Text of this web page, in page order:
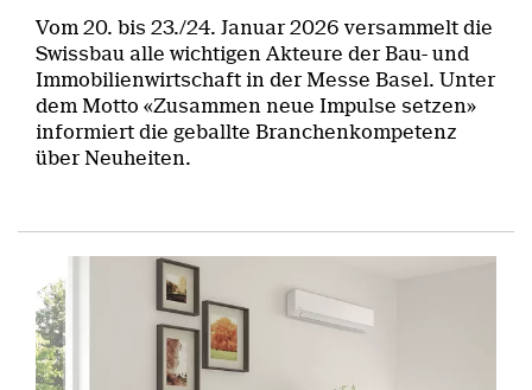
Vom 20. bis 23./24. Januar 2026 versammelt die
Swissbau alle wichtigen Akteure der Bau- und
Immobilienwirtschaft in der Messe Basel. Unter
dem Motto «Zusammen neue Impulse setzen»
informiert die geballte Branchenkompetenz
über Neuheiten.